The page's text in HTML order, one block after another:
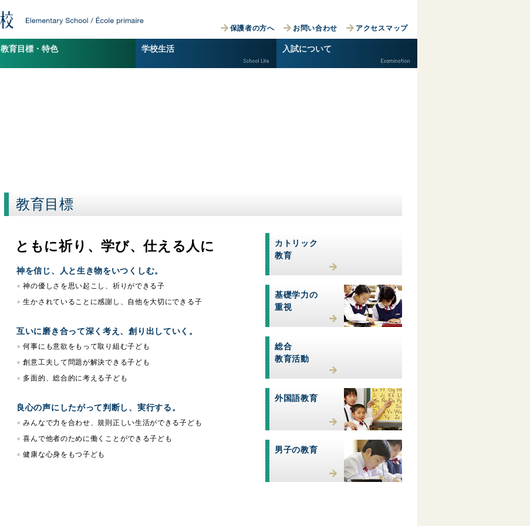
アクセスマップ
お問い合わせ
保護者の方へ
教育目標 ・ 特色
研究体制
学校生活
コパン（児童会）・クラブ活動
小学校の一日
入試について
必要経費
学校説明会
教育目標
ともに祈り、学び、仕える人に
神を信じ、人と生き物をいつくしむ。
神の優しさを思い起こし、 祈りができる子
生かされていることに感謝し、 自他を大切にできる子
互いに磨き合って深く考え、創り出していく。
何事にも意欲をもって取り組む子ども
創意工夫して問題が解決できる子ども
多面的、総合的に考える子ども
良心の声にしたがって判断し、 実行する。
みんなで力を合わせ、規則正しい生活ができる子ども
喜んで他者のために働くことができる子ども
健康な心身をもつ子ども
カトリック
教育
基礎学力の
重視
総合
教育活動
外国語教育
男子の教育